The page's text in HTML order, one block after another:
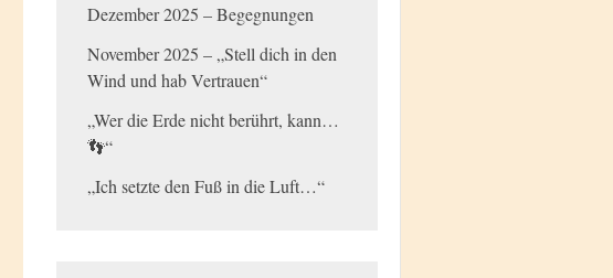
Dezember 2025 – Begegnungen
November 2025 – „Stell dich in den
Wind und hab Vertrauen“
„Wer die Erde nicht berührt, kann…
👣“
„Ich setzte den Fuß in die Luft…“